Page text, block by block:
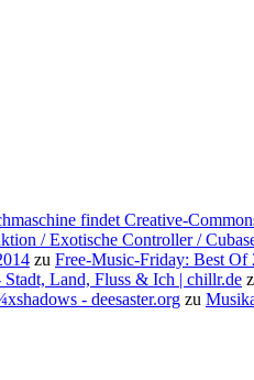
findet Creative-
/ Exotische Controller /
zu Free-Music-Friday: Best Of
Stadt, Land, Fluss & Ich | chillr.de
- deesaster.org zu